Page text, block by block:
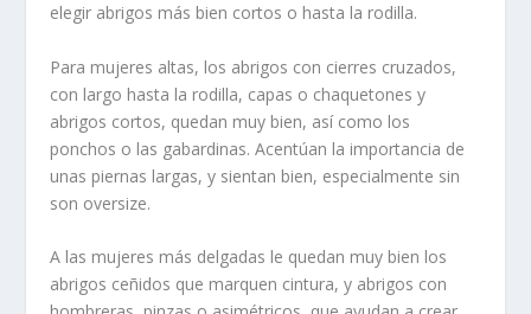
elegir abrigos más bien cortos o hasta la rodilla.
Para mujeres altas, los abrigos con cierres cruzados,
con largo hasta la rodilla, capas o chaquetones y
abrigos cortos, quedan muy bien, así como los
ponchos o las gabardinas. Acentúan la importancia de
unas piernas largas, y sientan bien, especialmente sin
son oversize.
A las mujeres más delgadas le quedan muy bien los
abrigos ceñidos que marquen cintura, y abrigos con